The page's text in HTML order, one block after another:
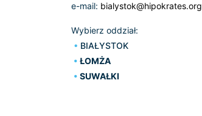
e-mail: bialystok@hipokrates.org
Wybierz oddział:
BIAŁYSTOK
ŁOMŻA
SUWAŁKI